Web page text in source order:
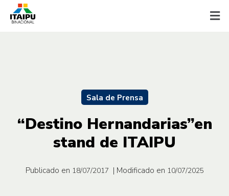
Sala de Prensa
“Destino Hernandarias”en
stand de ITAIPU
Publicado en 18/07/2017 | Modificado en 10/07/2025